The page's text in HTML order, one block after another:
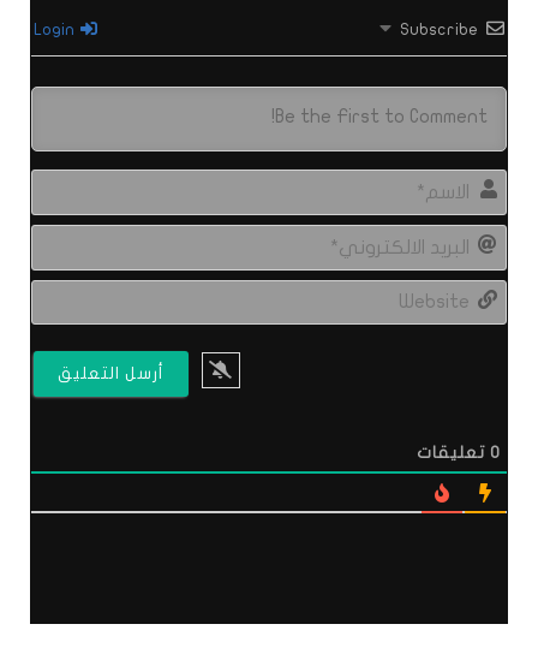
Subscribe
0 تعليقات